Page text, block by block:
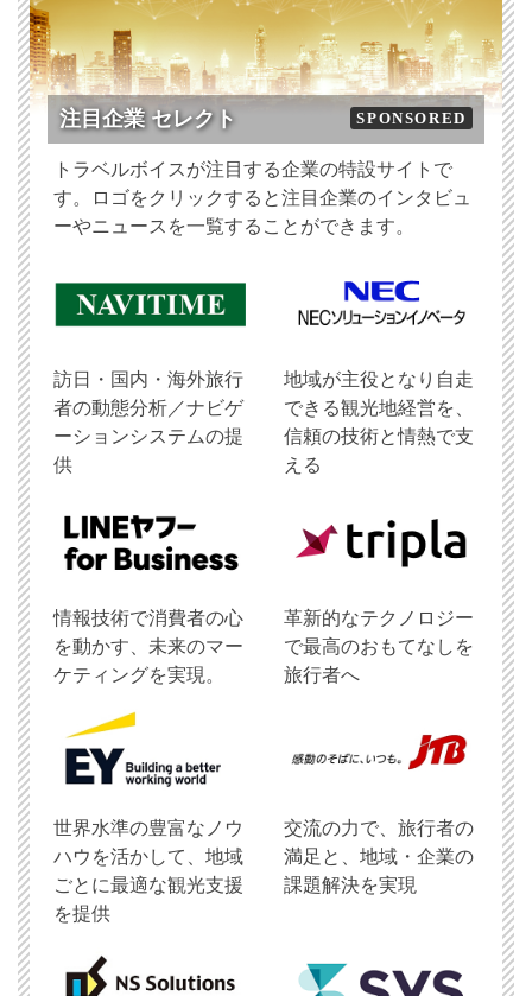
注目企業 セレクト SPONSORED
トラベルボイスが注目する企業の特設サイトで
す。ロゴをクリックすると注目企業のインタビュ
ーやニュースを一覧することができます。
訪日・国内・海外旅行
者の動態分析／ナビゲ
ーションシステムの提
供
地域が主役となり自走
できる観光地経営を、
信頼の技術と情熱で支
える
情報技術で消費者の心
を動かす、未来のマー
ケティングを実現。
革新的なテクノロジー
で最高のおもてなしを
旅行者へ
世界水準の豊富なノウ
ハウを活かして、地域
ごとに最適な観光支援
を提供
交流の力で、旅行者の
満足と、地域・企業の
課題解決を実現